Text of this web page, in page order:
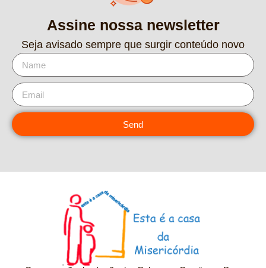
Assine nossa newsletter
Seja avisado sempre que surgir conteúdo novo
Send